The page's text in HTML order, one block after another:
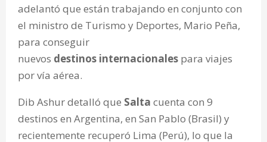
adelantó que están trabajando en conjunto con
el ministro de Turismo y Deportes, Mario Peña,
para conseguir
nuevos destinos internacionales para viajes
por vía aérea.
Dib Ashur detalló que Salta cuenta con 9
destinos en Argentina, en San Pablo (Brasil) y
recientemente recuperó Lima (Perú), lo que la